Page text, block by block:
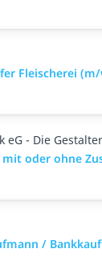
Fleischerei
eG - Die
oder ohne
/